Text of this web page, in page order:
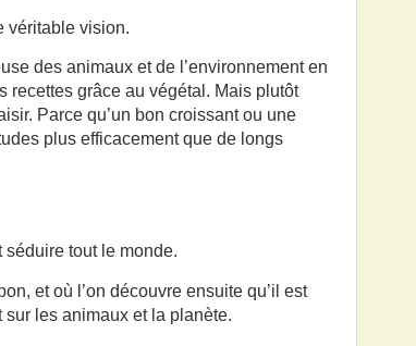
véritable vision.
des animaux et de l’environnement en
recettes grâce au végétal. Mais plutôt
Parce qu’un bon croissant ou une
plus efficacement que de longs
tout le monde.
et où l’on découvre ensuite qu’il est
les animaux et la planète.